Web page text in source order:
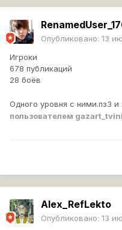
Опубликовано: 13
Игроки
678 публикаций
28 боёв
Одного уровня с ними.пз3 и
пользователем
Alex_RefLekto
Опубликовано: 13